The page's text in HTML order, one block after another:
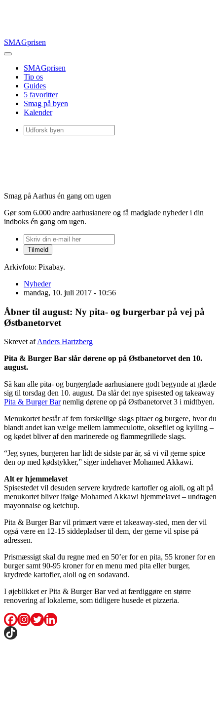
SMAGprisen
SMAGprisen
Tip os
Guides
5 favoritter
Smag på byen
Kalender
Smag på Aarhus én gang om ugen
Gør som 6.000 andre aarhusianere og få madglade nyheder i din
indboks én gang om ugen.
Arkivfoto: Pixabay.
Nyheder
mandag, 10. juli 2017 - 10:56
Åbner til august: Ny pita- og burgerbar på vej på
Østbanetorvet
Skrevet afAnders Hartzberg
Pita & Burger Bar slår dørene op på Østbanetorvet den 10.
august.
Så kan alle pita- og burgerglade aarhusianere godt begynde at glæde
sig til torsdag den 10. august. Da slår det nye spisested og takeaway
Pita & Burger Barnemlig dørene op på Østbanetorvet 3 i midtbyen.
Menukortet består af fem forskellige slags pitaer og burgere, hvor du
blandt andet kan vælge mellem lammeculotte, oksefilet og kylling –
og kødet bliver af den marinerede og flammegrillede slags.
“Jeg synes, burgeren har lidt de sidste par år, så vi vil gerne spice
den op med kødstykker,” siger indehaver Mohamed Akkawi.
Alt er hjemmelavet
Spisestedet vil desuden servere krydrede kartofler og aioli, og alt på
menukortet bliver ifølge Mohamed Akkawi hjemmelavet – undtagen
mayonnaise og ketchup.
Pita & Burger Bar vil primært være et takeaway-sted, men der vil
også være en 12-15 siddepladser til dem, der gerne vil spise på
adressen.
Prismæssigt skal du regne med en 50’er for en pita, 55 kroner for en
burger samt 90-95 kroner for en menu med pita eller burger,
krydrede kartofler, aioli og en sodavand.
I øjeblikket er Pita & Burger Bar ved at færdiggøre en større
renovering af lokalerne, som tidligere husede et pizzeria.